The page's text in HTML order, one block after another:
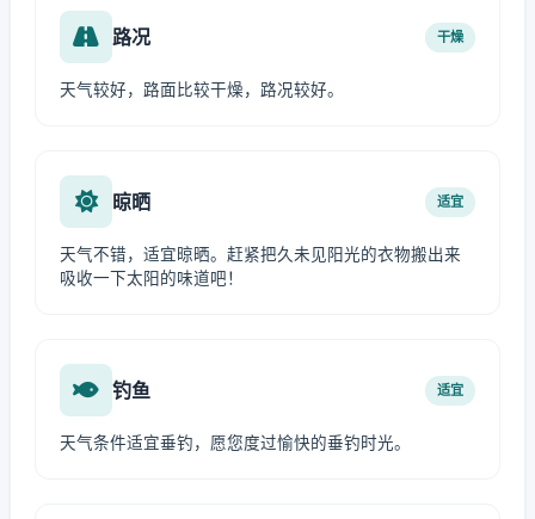
路况 干燥
天气较好，路面比较干燥，路况较好。
晾晒 适宜
天气不错，适宜晾晒。赶紧把久未见阳光的衣物搬出来
吸收一下太阳的味道吧！
钓鱼 适宜
天气条件适宜垂钓，愿您度过愉快的垂钓时光。